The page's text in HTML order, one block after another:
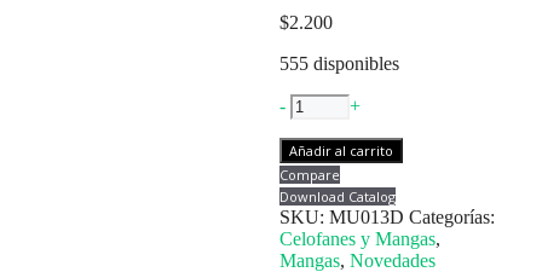
$2.200
555 disponibles
- Manga
Uniflor
Fondo
Rosado
Marco
Dorado
50
Unid.
+
Añadir al carrito
Compare
Download Catalog
SKU:MU013D Categorías:
Celofanes y Mangas,
Mangas,Novedades